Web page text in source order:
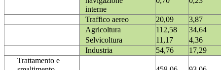
interne
Traffico aereo 20,09
3,87
Agricoltura
112,58
34,64
Selvicoltura
11,17
4,36
Industria
54,76
17,29
Trattamento e